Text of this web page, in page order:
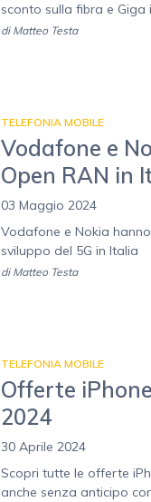
sconto sulla fibra e Giga
di Matteo Testa
TELEFONIA MOBILE
Vodafone e
Open RAN in
03 Maggio 2024
Vodafone e Nokia
sviluppo del 5G in Italia
di Matteo Testa
TELEFONIA MOBILE
Offerte
2024
30 Aprile 2024
Scopri tutte le offerte
anche senza anticipo